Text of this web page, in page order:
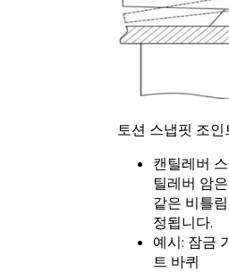
토션 스냅핏 조인
캔틸레버
틸레버 암
같은 비틀
정됩니다.
예시: 잠금
트 바퀴